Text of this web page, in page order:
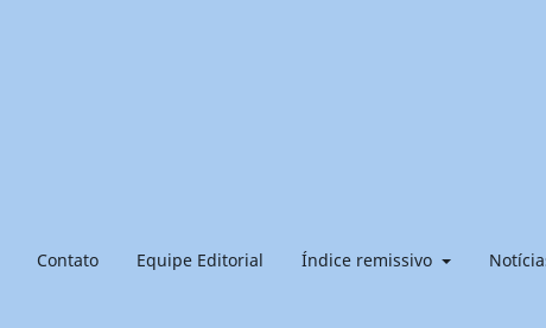
Contato Equipe Editorial Índice remissivo